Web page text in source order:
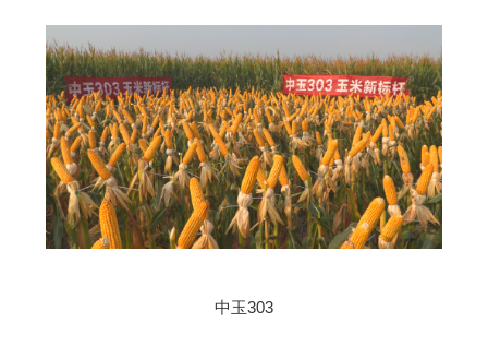
中玉303